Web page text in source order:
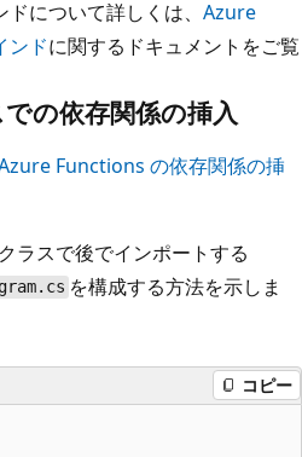
について詳しくは、 Azure
ンドに関するドキュメントをご覧
の依存関係の挿入
Functions の依存関係の挿
ラスで後でインポートする
を構成する方法を示しま
コピー